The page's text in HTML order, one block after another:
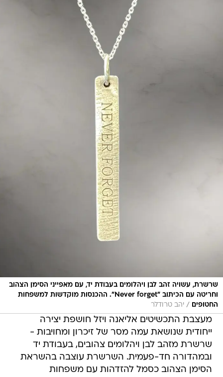
שרשרת, עשויה זהב לבן ויהלומים בעבודת יד, עם מאפייני הסימן הצהוב
וחריטה עם הכיתוב "Never forget". ההכנסות מוקדשות למשפחות
החטופים
/ יהב טרודלר
מעצבת התכשיטים אליאנה ויזל חושפת יצירה
ייחודית שנושאת עמה מסר של זיכרון ומחויבות -
שרשרת מזהב לבן ויהלומים צהובים, בעבודת יד
ובמהדורה חד-פעמית. השרשרת עוצבה בהשראת
הסימן הצהוב כסמל להזדהות עם משפחות